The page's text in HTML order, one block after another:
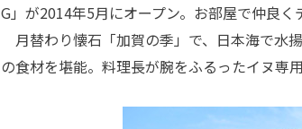
G」が2014年5月にオープン。お部屋で仲良く
月替わり懐石「加賀の季」で、日本海で水
の食材を堪能。料理長が腕をふるったイヌ専